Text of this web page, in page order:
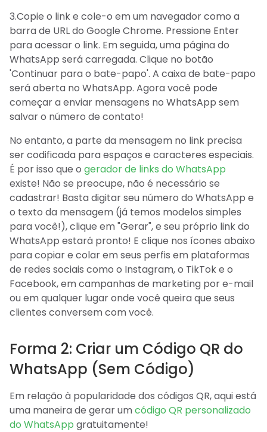
3.Copie o link e cole-o em um navegador como a
barra de URL do Google Chrome. Pressione Enter
para acessar o link. Em seguida, uma página do
WhatsApp será carregada. Clique no botão
'Continuar para o bate-papo'. A caixa de bate-papo
será aberta no WhatsApp. Agora você pode
começar a enviar mensagens no WhatsApp sem
salvar o número de contato!
No entanto, a parte da mensagem no link precisa
ser codificada para espaços e caracteres especiais.
É por isso que o gerador de links do WhatsApp
existe! Não se preocupe, não é necessário se
cadastrar! Basta digitar seu número do WhatsApp e
o texto da mensagem (já temos modelos simples
para você!), clique em "Gerar", e seu próprio link do
WhatsApp estará pronto! E clique nos ícones abaixo
para copiar e colar em seus perfis em plataformas
de redes sociais como o Instagram, o TikTok e o
Facebook, em campanhas de marketing por e-mail
ou em qualquer lugar onde você queira que seus
clientes conversem com você.
Forma 2: Criar um Código QR do
WhatsApp (Sem Código)
Em relação à popularidade dos códigos QR, aqui está
uma maneira de gerar umcódigo QR personalizado
do WhatsApp gratuitamente!